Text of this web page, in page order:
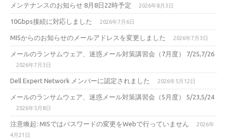
メンテナンスのお知らせ 8月8日22時予定 2026年8月3日
10Gbps接続に対応しました 2026年7月6日
MISからのお知らせのメールアドレスを変更しました 2026年7月3日
メールのランサムウェア、迷惑メール対策講習会（7月度） 7/25,7/26
2026年7月3日
Dell Expert Network メンバーに認定されました 2026年5月12日
メールのランサムウェア、迷惑メール対策講習会（5月度） 5/23,5/24
2026年5月8日
注意喚起: MISではパスワードの変更をWebで行っていません
2026年
4月21日